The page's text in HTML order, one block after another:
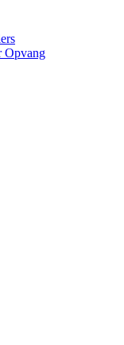
Opvang